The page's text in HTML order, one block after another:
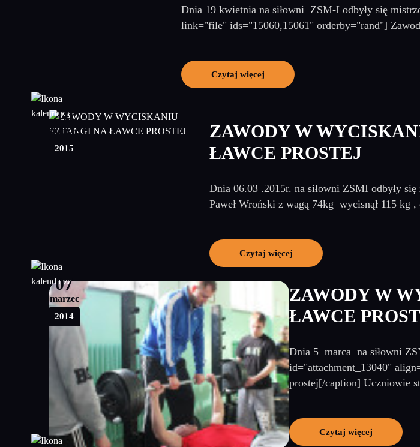
Dnia 19 kwietnia na siłowni ZSM-I odbyły się
link="file" ids="15060,15061" orderby="rand"]
Czytaj więcej
10
marzec
2015
ZAWODY W
ŁAWCE PROSTEJ
Dnia 06.03 .2015r. na siłowni ZSMI odbyły
Paweł Wroński z wagą 74kg wycisnął 115 kg ,
Czytaj więcej
07
marzec
2014
ZAWODY W
ŁAWCE
Dnia 5 marca na siłowni
id="attachment_13040"
prostej[/caption] Uczniowie
Czytaj więcej